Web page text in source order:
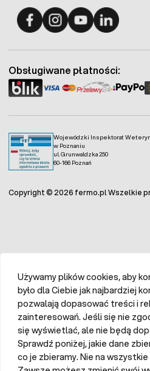
Wojewódzki Inspektorat
w Poznaniu
ul. Grunwaldzka 250
60-166 Poznań
Obsługiwane płatności:
Copyright © 2026 fermo.pl Wszelkie
Używamy plików cookies, aby
było dla Ciebie jak najbardziej
pozwalają dopasować treści i
zainteresowań. Jeśli się nie
się wyświetlać, ale nie będą
Sprawdź poniżej, jakie dane
co je zbieramy. Nie na